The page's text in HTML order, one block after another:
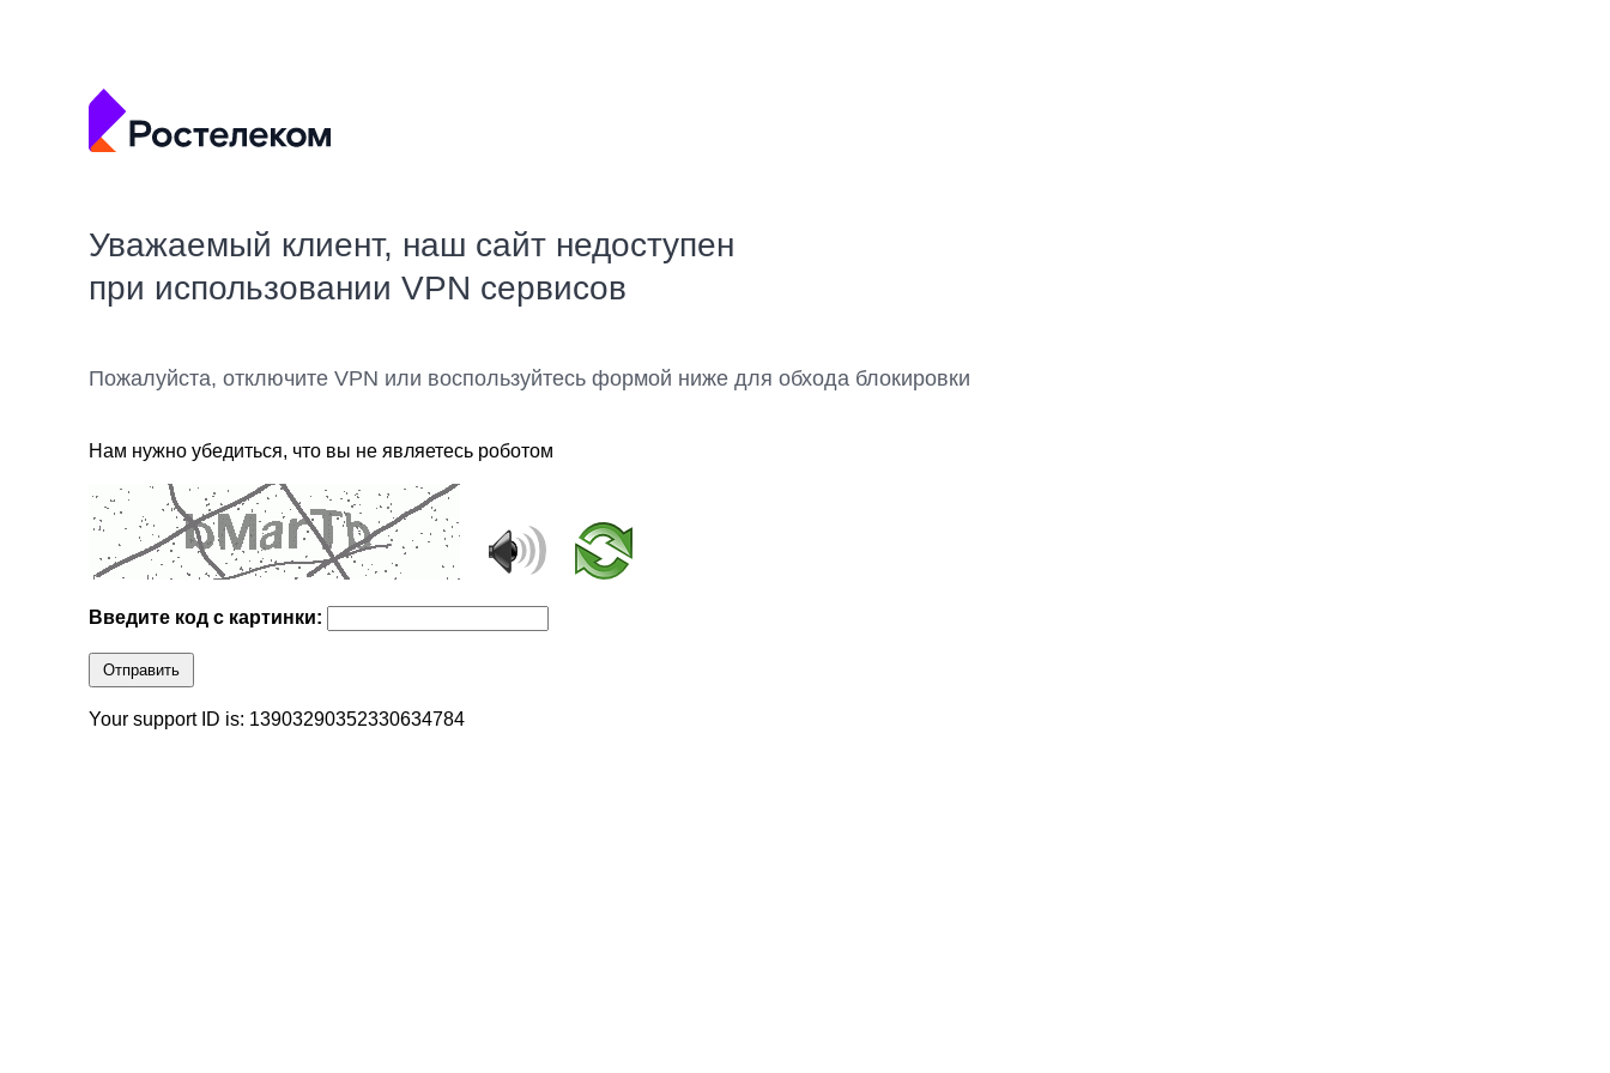
Уважаемый клиент, наш сайт недоступен
при использовании VPN сервисов
Пожалуйста, отключите VPN или воспользуйтесь формой ниже для обхода блокировки
Нам нужно убедиться, что вы не являетесь роботом
Введите код с картинки:
Отправить
Your support ID is: 13903290352330634784